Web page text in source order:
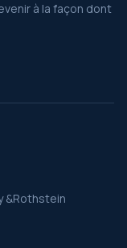
à la façon dont
&Rothstein